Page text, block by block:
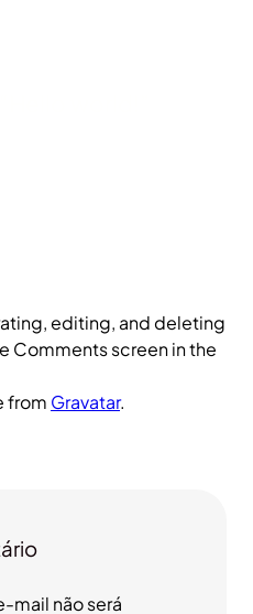
editing, and deleting
Comments screen in the
from Gravatar.
mail não será